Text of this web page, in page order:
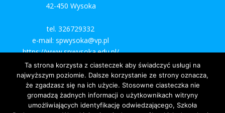
42-450 Wysoka
tel. 326729332
e-mail: spwysoka@vp.pl
https://www.spwysoka.edu.pl/
Ta strona korzysta z ciasteczek aby świadczyć usługi na
najwyższym poziomie. Dalsze korzystanie ze strony oznacza,
że zgadzasz się na ich użycie. Stosowne ciasteczka nie
gromadzą żadnych informacji o użytkownikach witryny
umożliwiających identyfikację odwiedzającego, Szkoła